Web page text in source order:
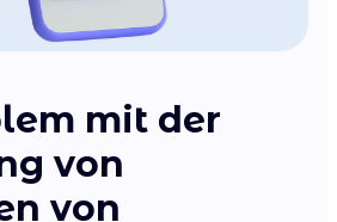
mit der
von
von